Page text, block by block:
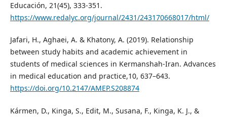
Educación, 21(45), 333-351.
https://www.redalyc.org/journal/2431/243170668017/html/
Jafari, H., Aghaei, A. & Khatony, A. (2019). Relationship
between study habits and academic achievement in
students of medical sciences in Kermanshah-Iran. Advances
in medical education and practice,10, 637–643.
https://doi.org/10.2147/AMEP.S208874
Kármen, D., Kinga, S., Edit, M., Susana, F., Kinga, K. J., &